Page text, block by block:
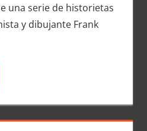
una serie de historietas
y dibujante Frank